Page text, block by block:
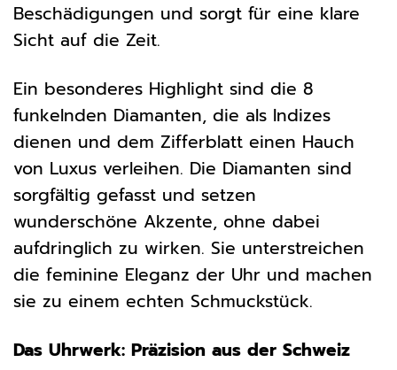
Beschädigungen und sorgt für eine klare
Sicht auf die Zeit.
Ein besonderes Highlight sind die 8
funkelnden Diamanten, die als Indizes
dienen und dem Zifferblatt einen Hauch
von Luxus verleihen. Die Diamanten sind
sorgfältig gefasst und setzen
wunderschöne Akzente, ohne dabei
aufdringlich zu wirken. Sie unterstreichen
die feminine Eleganz der Uhr und machen
sie zu einem echten Schmuckstück.
Das Uhrwerk: Präzision aus der Schweiz